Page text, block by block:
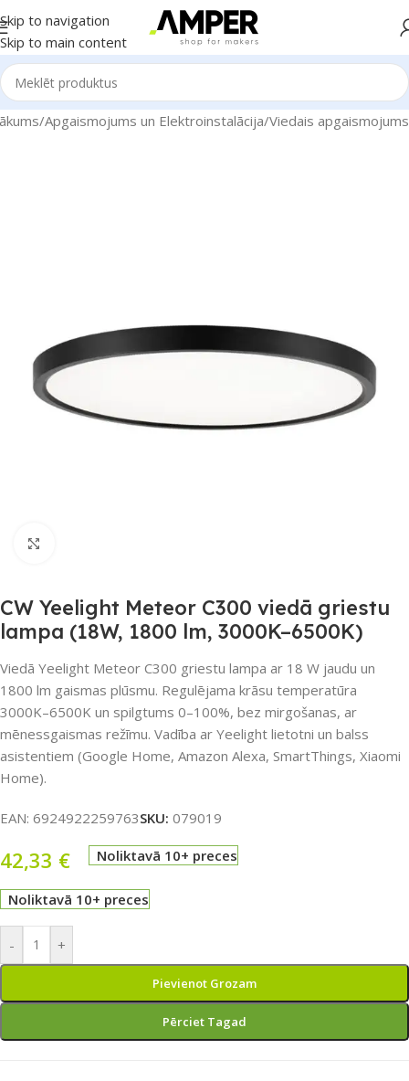
Skip to navigation
Skip to main content
/Apgaismojums un Elektroinstalācija/Viedais apgaismojums
CW Yeelight Meteor C300 viedā griestu
lampa (18W, 1800 lm, 3000K–6500K)
Viedā Yeelight Meteor C300 griestu lampa ar 18 W jaudu un
1800 lm gaismas plūsmu. Regulējama krāsu temperatūra
3000K–6500K un spilgtums 0–100%, bez mirgošanas, ar
mēnessgaismas režīmu. Vadība ar Yeelight lietotni un balss
asistentiem (Google Home, Amazon Alexa, SmartThings, Xiaomi
Home).
EAN: 6924922259763SKU: 079019
42,33 € Noliktavā 10+ preces
Noliktavā 10+ preces
- +
Pievienot Grozam
Pērciet Tagad